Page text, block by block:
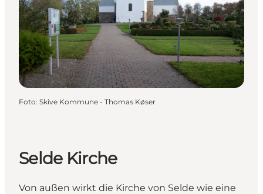
Foto: Skive Kommune - Thomas Køser
Selde Kirche
Von außen wirkt die Kirche von Selde wie eine